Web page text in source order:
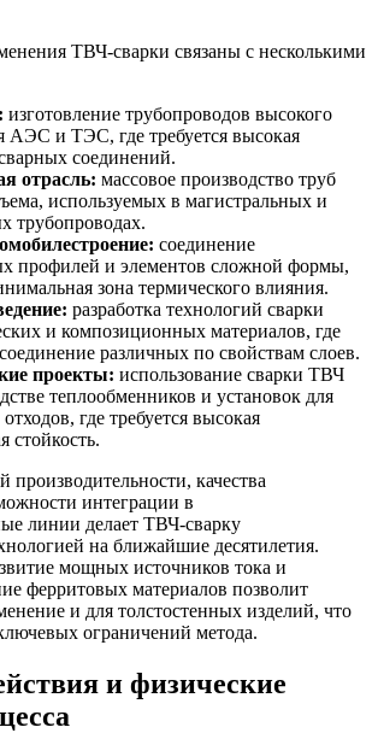
ТВЧ-сварки связаны с несколькими
изготовление трубопроводов высокого
АЭС и ТЭС, где требуется высокая
соединений.
отрасль: массовое производство труб
используемых в магистральных и
трубопроводах.
соединение
профилей и элементов сложной формы,
зона термического влияния.
разработка технологий сварки
и композиционных материалов, где
различных по свойствам слоев.
проекты: использование сварки ТВЧ
теплообменников и установок для
где требуется высокая
стойкость.
производительности, качества
интеграции в
линии делает ТВЧ-сварку
на ближайшие десятилетия.
мощных источников тока и
ферритовых материалов позволит
и для толстостенных изделий, что
ограничений метода.
и физические